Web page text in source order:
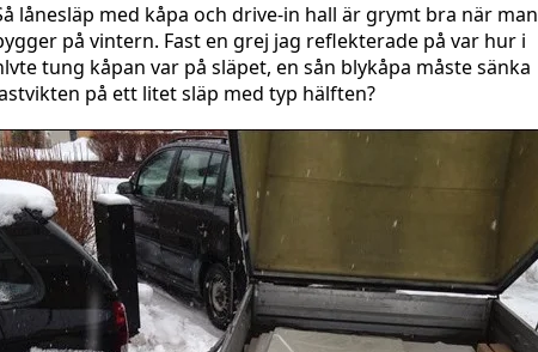
lånesläp med kåpa och drive-in hall är grymt bra när man
på vintern. Fast en grej jag reflekterade på var hur i
tung kåpan var på släpet, en sån blykåpa måste sänka
på ett litet släp med typ hälften?